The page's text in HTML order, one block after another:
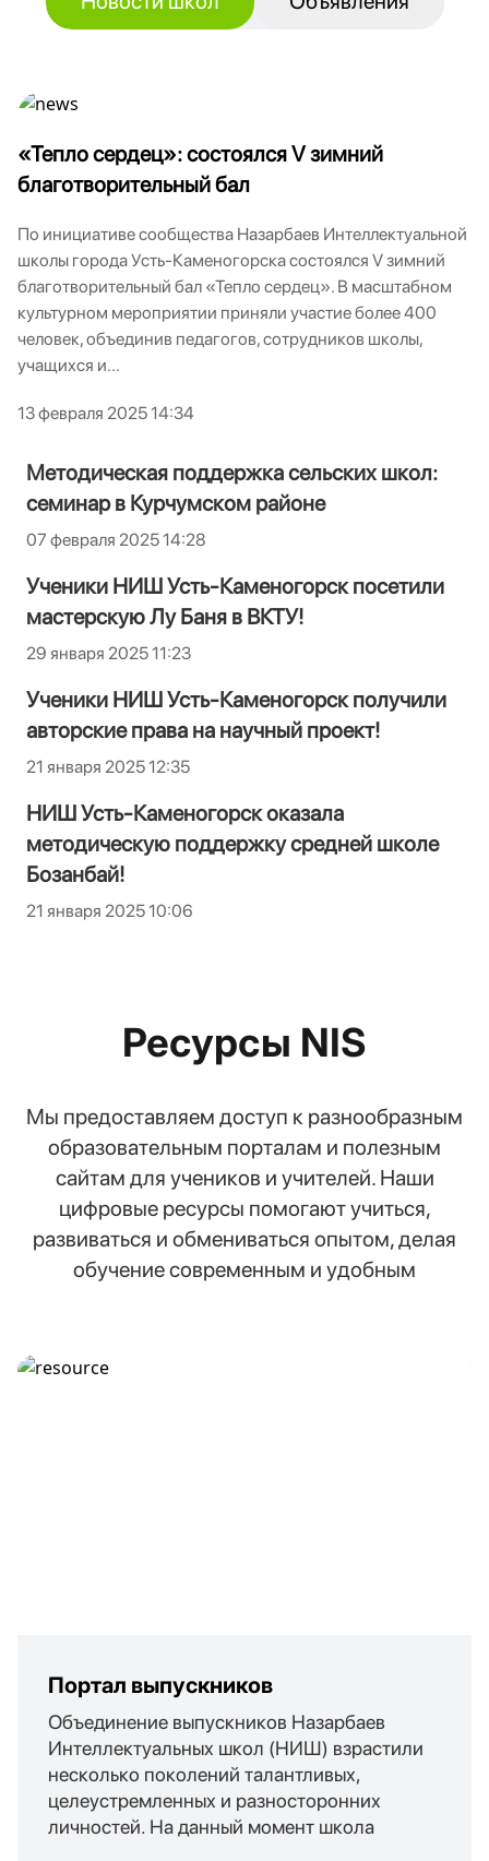
«Тепло сердец»: состоялся V зимний
благотворительный бал
По инициативе сообщества Назарбаев Интеллектуальной
школы города Усть-Каменогорска состоялся V зимний
благотворительный бал «Тепло сердец». В масштабном
культурном мероприятии приняли участие более 400
человек, объединив педагогов, сотрудников школы,
учащихся и...
13 февраля 2025 14:34
Методическая поддержка сельских школ:
семинар в Курчумском районе
07 февраля 2025 14:28
Ученики НИШ Усть-Каменогорск посетили
мастерскую Лу Баня в ВКТУ!
29 января 2025 11:23
Ученики НИШ Усть-Каменогорск получили
авторские права на научный проект!
21 января 2025 12:35
НИШ Усть-Каменогорск оказала
методическую поддержку средней школе
Бозанбай!
21 января 2025 10:06
Ресурсы NIS
Мы предоставляем доступ к разнообразным
образовательным порталам и полезным
сайтам для учеников и учителей. Наши
цифровые ресурсы помогают учиться,
развиваться и обмениваться опытом, делая
обучение современным и удобным
Портал выпускников
Объединение выпускников Назарбаев
Интеллектуальных школ (НИШ) взрастили
несколько поколений талантливых,
целеустремленных и разносторонних
личностей. На данный момент школа